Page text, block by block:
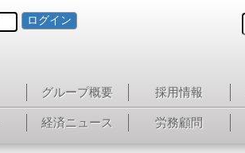
ログイン
グループ概要 採用情報
経済ニュース 労務顧問